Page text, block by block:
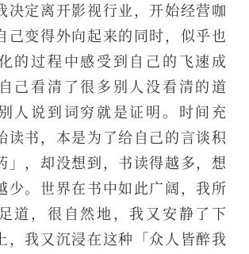
决定离开影视行业，开始经营咖
己变得外向起来的同时，似乎也
的过程中感受到自己的飞速成
己看清了很多别人没看清的道
人说到词穷就是证明。时间充
读书，本是为了给自己的言谈积
」，却没想到，书读得越多，想
少。世界在书中如此广阔，我所
道，很自然地，我又安静了下
，我又沉浸在这种「众人皆醉我